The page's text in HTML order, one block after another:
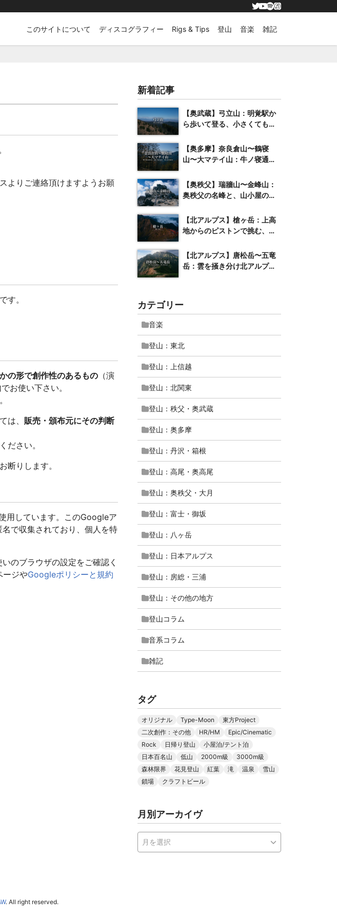
このサイトについて ディスコグラフィー Rigs & Tips 登山 音楽 雑記
よりご連絡頂けますようお願
す。
の形で創作性のあるもの（演
お使い下さい。
は、 販売・頒布元にその判断
ださい。
断りします。
用しています。このGoogleア
で収集されており、個人を特
のブラウザの設定をご確認く
ージやGoogleポリシーと規約
新着記事
【奥武蔵】弓立山：明覚駅か
ら歩いて登る、小さくても抜
【奥多摩】奈良倉山〜鶴寝
山〜大マテイ山：牛ノ寝通り
【奥秩父】瑞牆山〜金峰山：
奥秩父の名峰と、山小屋のク
【北アルプス】槍ヶ岳：上高
地からのピストンで挑む、一
【北アルプス】唐松岳〜五竜
岳：雲を掻き分け北アルプス
カテゴリー
音楽
登山：東北
登山：上信越
登山：北関東
登山：秩父・奥武蔵
登山：奥多摩
登山：丹沢・箱根
登山：高尾・奥高尾
登山：奥秩父・大月
登山：富士・御坂
登山：八ヶ岳
登山：日本アルプス
登山：房総・三浦
登山：その他の地方
登山コラム
音系コラム
雑記
タグ
オリジナル Type-Moon
東方Project
二次創作：その他
HR/HM
Epic/Cinematic
Rock
日帰り登山
小屋泊/テント泊
日本百名山
低山 2000m級
3000m級
森林限界
花見登山 紅葉 滝 温泉
雪山
鎖場
クラフトビール
月別アーカイヴ
. All right reserved.